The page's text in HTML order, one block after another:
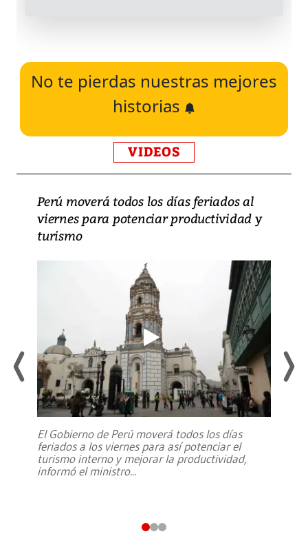
No te pierdas nuestras mejores
historias
VIDEOS
Perú moverá todos los días feriados al
viernes para potenciar productividad y
turismo
El Gobierno de Perú moverá todos los días
feriados a los viernes para así potenciar el
turismo interno y mejorar la productividad,
informó el ministro...